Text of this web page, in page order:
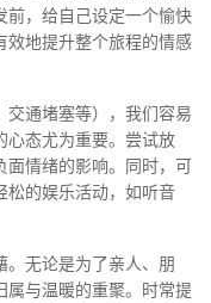
前，给自己设定一个愉快
效地提升整个旅程的情感
交通堵塞等），我们容易
心态尤为重要。尝试放
面情绪的影响。同时，可
松的娱乐活动，如听音
。无论是为了亲人、朋
属与温暖的重聚。时常提